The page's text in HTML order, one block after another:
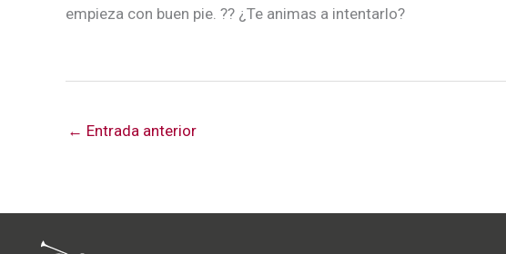
empieza con buen pie. ?? ¿Te animas a intentarlo?
← Entrada anterior